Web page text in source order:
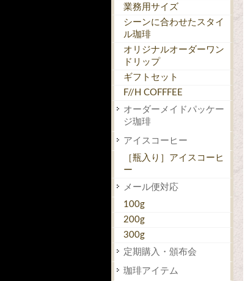
業務用サイズ
シーンに合わせたスタイ
ル珈琲
オリジナルオーダーワン
ドリップ
ギフトセット
F//H COFFFEE
オーダーメイドパッケー
ジ珈琲
アイスコーヒー
［瓶入り］アイスコーヒ
ー
メール便対応
100g
200g
300g
定期購入・頒布会
珈琲アイテム